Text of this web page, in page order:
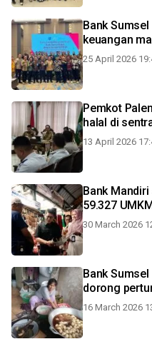
Bank
keuangan
25 April 2026
Pemkot
halal di
13 April 2026
Bank Mandiri
59.327
30 March 2026
Bank
dorong
16 March 2026